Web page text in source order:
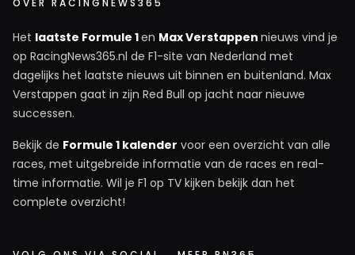
Het laatste Formule 1en Max Verstappen nieuws vind je
op RacingNews365.nl de F1-site van Nederland met
dagelijks het laatste nieuws uit binnen en buitenland. Max
Verstappen gaat in zijn Red Bull op jacht naar nieuwe
successen.
Bekijk de Formule 1 kalender voor een overzicht van alle
races, met uitgebreide informatie van de races en real-
time informatie. Wil je F1 op TV kijken bekijk dan het
complete overzicht!